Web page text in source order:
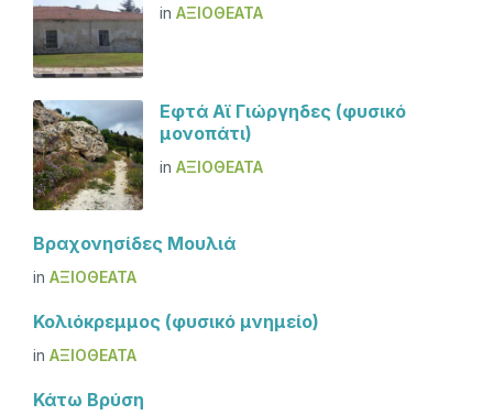
in ΑΞΙΟΘΈΑΤΑ
Εφτά Αϊ Γιώργηδες (φυσικό
μονοπάτι)
in ΑΞΙΟΘΈΑΤΑ
Βραχονησίδες Μουλιά
in ΑΞΙΟΘΈΑΤΑ
Κολιόκρεμμος (φυσικό μνημείο)
in ΑΞΙΟΘΈΑΤΑ
Κάτω Βρύση